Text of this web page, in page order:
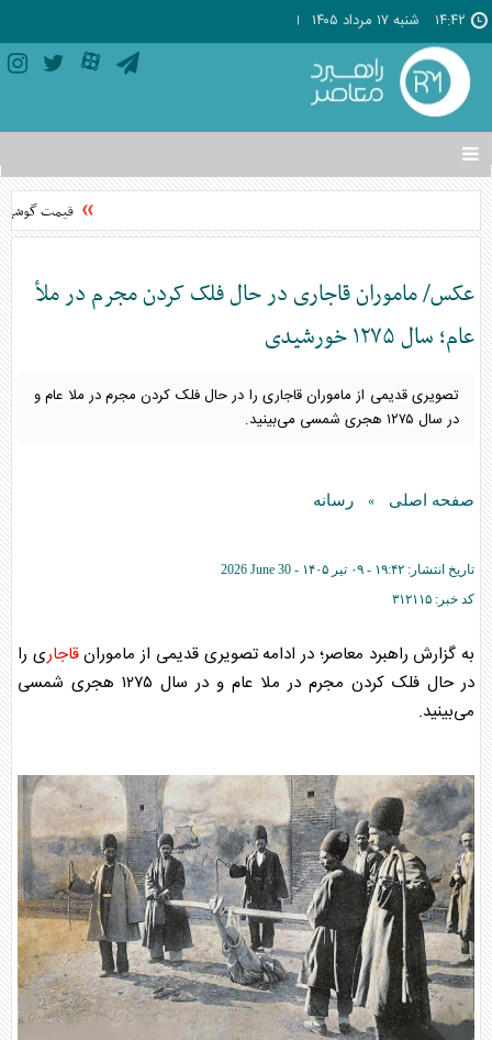
۱۴:۴۲ شنبه ۱۷ مرداد ۱۴۰۵
تغییر
وضعیت
منوی
ها
قیمت گوشی‌های
عکس/ ماموران قاجاری در حال فلک کردن مجرم در ملأ
عام؛ سال ۱۲۷۵ خورشیدی
تصویری قدیمی از ماموران قاجاری را در حال فلک کردن مجرم در ملا عام و
در سال ۱۲۷۵ هجری شمسی می‌بینید.
صفحه اصلی » رسانه
تاریخ انتشار: ۱۹:۴۲ - ۰۹ تير ۱۴۰۵ -
2026 June 30
کد خبر: ۳۱۲۱۱۵
به گزارش راهبرد معاصر؛ در ادامه تصویری قدیمی از مامورانقاجاری را
در حال فلک کردن مجرم در ملا عام و در سال ۱۲۷۵ هجری شمسی
می‌بینید.